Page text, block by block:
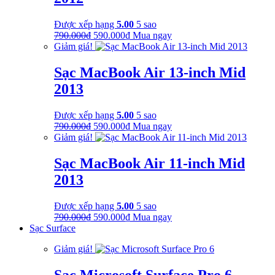
Được xếp hạng 5.00 5 sao
790.000₫ Giá
gốc
790.000₫.
590.000₫Giá
hiện
là:
590.000₫.
Mua ngay
Giảm giá!
Sạc MacBook Air 13-inch Mid
2013
Được xếp hạng 5.00 5 sao
790.000₫ Giá
gốc
790.000₫.
590.000₫Giá
hiện
là:
590.000₫.
Mua ngay
Giảm giá!
Sạc MacBook Air 11-inch Mid
2013
Được xếp hạng 5.00 5 sao
790.000₫ Giá
790.000₫.
590.000₫Giá
là:
Mua ngay
Sạc Surface
Giảm giá!